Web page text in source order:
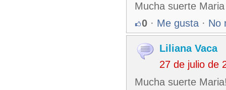
Mucha suerte
0 · Me gusta · No
Liliana Vaca
27 de julio de
Mucha suerte